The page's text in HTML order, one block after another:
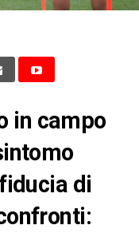
in campo
di